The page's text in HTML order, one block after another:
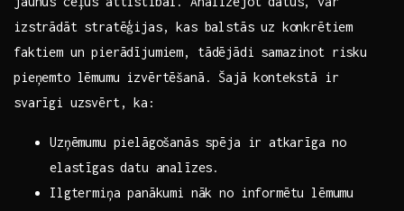
izstrādāt stratēģijas, kas⁤ balstās uz ‍konkrētiem
faktiem un pierādījumiem, tādējādi samazinot risku
pieņemto lēmumu izvērtēšanā. ⁢Šajā kontekstā ir
svarīgi uzsvērt, ka:
Uzņēmumu ​pielāgošanās‌ spēja ir ⁢atkarīga no
elastīgas datu analīzes.
Ilgtermiņa panākumi nāk no informētu ​lēmumu